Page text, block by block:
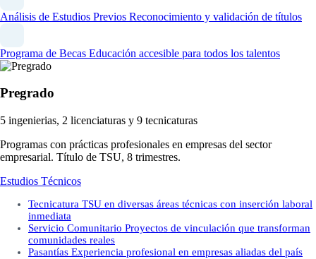
Análisis de Estudios Previos Reconocimiento y validación de títulos
Programa de Becas Educación accesible para todos los talentos
Pregrado
5 ingenierias, 2 licenciaturas y 9 tecnicaturas
Programas con prácticas profesionales en empresas del sector
empresarial. Título de TSU, 8 trimestres.
Estudios Técnicos
Tecnicatura TSU en diversas áreas técnicas con inserción laboral
inmediata
Servicio Comunitario Proyectos de vinculación que transforman
comunidades reales
Pasantías Experiencia profesional en empresas aliadas del país